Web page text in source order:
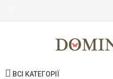
ВСІ КАТЕГОРІЇ